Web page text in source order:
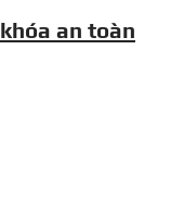
an toàn